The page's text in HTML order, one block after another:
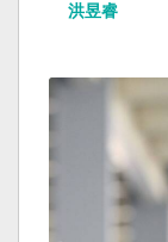
洪昱睿